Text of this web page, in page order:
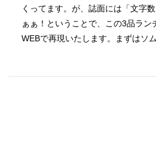
くってます。が、誌面には「文字
ぁぁ！ということで、この3品ラン
WEBで再現いたします。まずはソ